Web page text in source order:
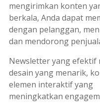
mengirimkan konten
berkala, Anda dapat
dengan pelanggan,
dan mendorong
Newsletteryang efektif
desain yang menarik,
elemen interaktif yang
meningkatkan